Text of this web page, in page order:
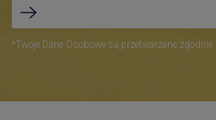
*Twoje Dane Osobowe są przetwarzane